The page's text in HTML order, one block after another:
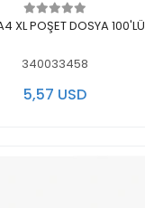
لايوجد في المخزن
XL POŞET DOSYA 100'LÜ
340033458
5,57 USD